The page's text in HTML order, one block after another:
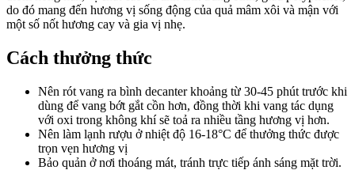
do đó mang đến hương vị sống động của quả mâm xôi và mận với
một số nốt hương cay và gia vị nhẹ.
Cách thưởng thức
Nên rót vang ra bình decanter khoảng từ 30-45 phút trước khi
dùng để vang bớt gắt cồn hơn, đồng thời khi vang tác dụng
với oxi trong không khí sẽ toả ra nhiều tầng hương vị hơn.
Nên làm lạnh rượu ở nhiệt độ 16-18°C để thưởng thức được
trọn vẹn hương vị
Bảo quản ở nơi thoáng mát, tránh trực tiếp ánh sáng mặt trời.